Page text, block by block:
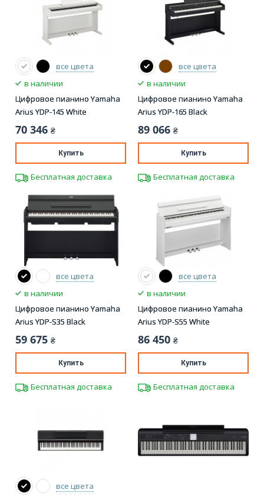
все цвета
в наличии
Цифровое пианино Yamaha
Arius YDP-145 White
70 346 ₴
Купить
Бесплатная доставка
все цвета
в наличии
Цифровое пианино Yamaha
Arius YDP-165 Black
89 066 ₴
Купить
Бесплатная доставка
все цвета
в наличии
Цифровое пианино Yamaha
Arius YDP-S35 Black
59 675 ₴
Купить
Бесплатная доставка
все цвета
в наличии
Цифровое пианино Yamaha
Arius YDP-S55 White
86 450 ₴
Купить
Бесплатная доставка
все цвета